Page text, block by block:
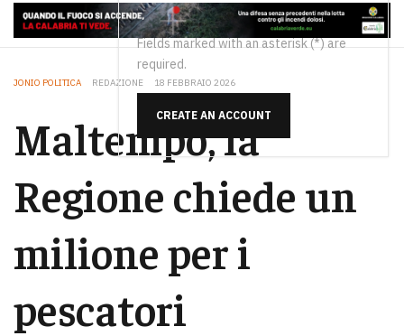
Fields marked with an asterisk (*) are
required.
CREATE AN ACCOUNT
JONIO POLITICA REDAZIONE 18 FEBBRAIO 2026
Maltempo, la
Regione chiede un
milione per i
pescatori